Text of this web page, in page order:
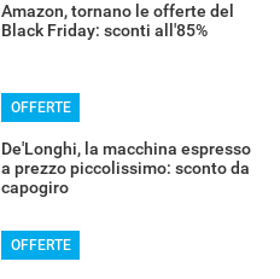
Amazon, tornano le offerte del
Black Friday: sconti all'85%
OFFERTE
De'Longhi, la macchina espresso
a prezzo piccolissimo: sconto da
capogiro
OFFERTE